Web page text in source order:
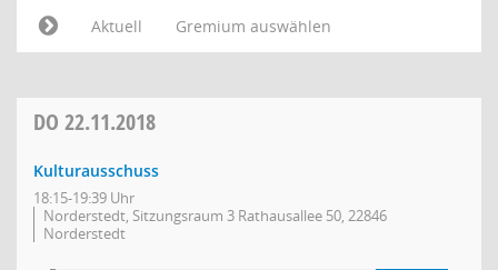
Aktuell
Gremium auswählen
DO 22.11.2018
Kulturausschuss
18:15-19:39 Uhr
Norderstedt, Sitzungsraum 3 Rathausallee 50, 22846
Norderstedt